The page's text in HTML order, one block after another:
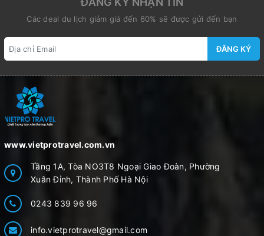
Các deal du lịch giảm giá đến 60% sẽ được gửi đến bạn
ĐĂNG KÝ
www.vietprotravel.com.vn
Tầng 1A, Tòa NO3T8 Ngoại Giao Đoàn, Phường
Xuân Đỉnh, Thành Phố Hà Nội
0243 839 96 96
info.vietprotravel@gmail.com